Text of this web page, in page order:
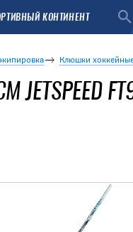
КОНТИНЕНТ
Клюшки
JETSPEED